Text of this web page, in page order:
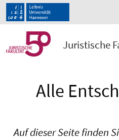
Juristische
Alle
Auf dieser Seite finden